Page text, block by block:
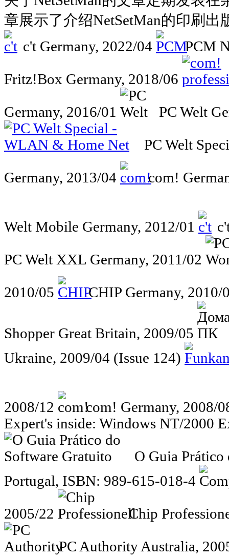
章展示了介绍NetSetMan的印刷出
c't Germany, 2022/04 PCM
Fritz!Box Germany, 2018/06
Germany, 2016/01 PC Welt
PC Welt
Germany, 2013/04 com!
Welt Mobile Germany, 2012/01
PC Welt XXL Germany, 2011/02
2010/05 CHIP Germany, 2010/
Shopper Great Britain, 2009/05
Ukraine, 2009/04 (Issue 124)
2008/12 com! Germany, 2008/
Expert's inside: Windows NT/2000
O Guia
Portugal, ISBN: 989-615-018-4
2005/22 Chip
PC Authority Australia,